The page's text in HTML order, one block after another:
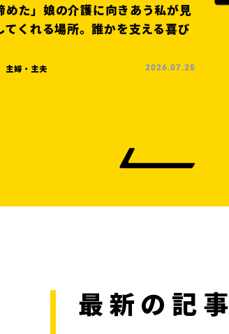
めた」娘の介護に向きあう私が見
くれる場所。誰かを支える喜び
主婦・主夫 2026.07.25
最新の記事